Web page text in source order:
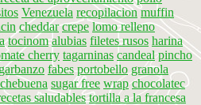
Venezuela recopilacion muffin
cheddar crepe lomo relleno
tocinom alubias filetes rusos harina
cherry tagarninas candeal pincho
fabes portobello granola
sugar free wrap chocolatec
saludables tortilla a la francesa